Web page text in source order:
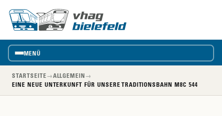
MENÜ
STARTSEITE→ALLGEMEIN→
EINE NEUE UNTERKUNFT FÜR UNSERE TRADITIONSBAHN M8C 544